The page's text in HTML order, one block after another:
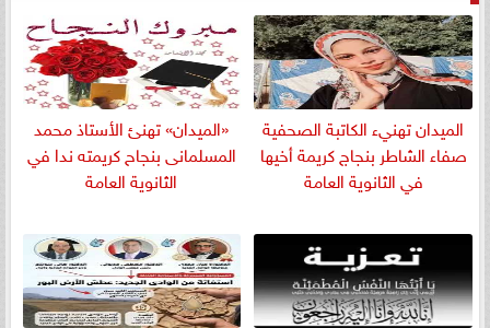
الميدان تهنيء الكاتبة الصحفية
صفاء الشاطر بنجاج كريمة أخيها
في الثانوية العامة
«الميدان» تهنئ الأستاذ محمد
المسلمانى بنجاح كريمته ندا في
الثانوية العامة